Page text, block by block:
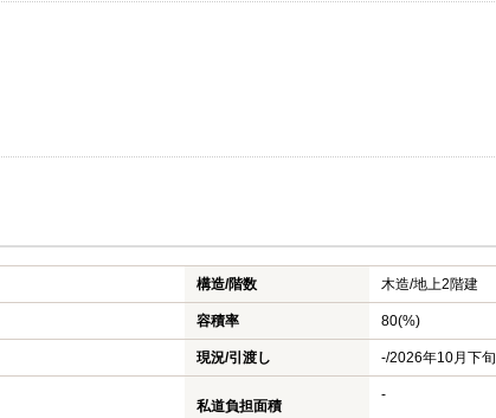
構造/階数 木造/地上2階建
容積率 80(%)
現況/引渡し -/2026年10月下旬
私道負担面積
-